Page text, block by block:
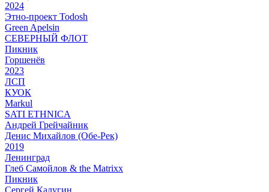
2024
Этно-проект Todosh
Green Apelsin
СЕВЕРНЫЙ ФЛОТ
Пикник
Горшенёв
2023
ЛСП
КУОК
Markul
SATI ETHNICA
Андрей Грейчайник
Денис Михайлов (Обе-Рек)
2019
Ленинград
Глеб Самойлов & the Matrixx
Пикник
Сергей Калугин